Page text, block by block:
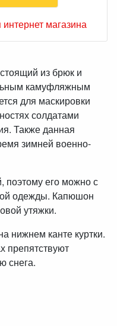
магазина
из брюк и
камуфляжным
для маскировки
солдатами
Также данная
зимней военно-
поэтому его можно с
одежды. Капюшон
утяжки.
нижнем канте куртки.
препятствуют
снега.